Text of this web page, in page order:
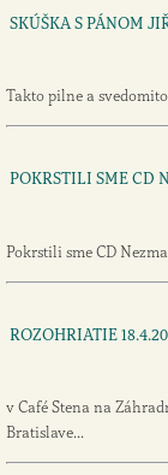
SKÚŠKA S PÁNOM
Takto pilne a
POKRSTILI SME CD
Pokrstili sme CD
ROZOHRIATIE
v Café Stena na
Bratislave...